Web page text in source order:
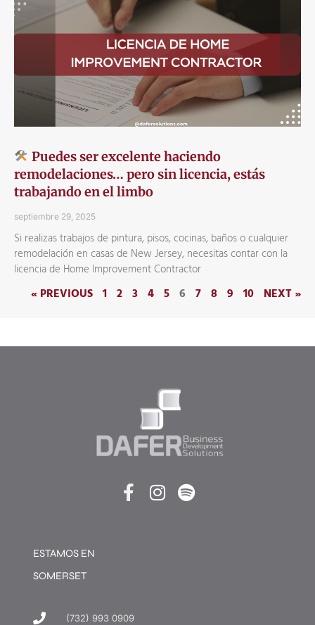
Puedes ser excelente haciendo
remodelaciones… pero sin licencia, estás
trabajando en el limbo
septiembre 29, 2025
Si realizas trabajos de pintura, pisos, cocinas, baños o cualquier
remodelación en casas de New Jersey, necesitas contar con la
licencia de Home Improvement Contractor
« PREVIOUS 1 2 3 4 5 6 7 8 9 10 NEXT »
ESTAMOS EN
SOMERSET
(732) 993 0909